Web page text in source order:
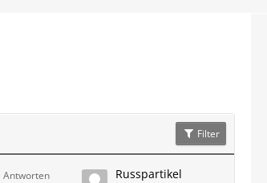
Filter
Antworten Russpartikel